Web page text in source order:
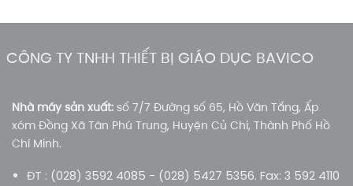
CÔNG TY TNHH THIẾT BỊ GIÁO DỤC BAVICO
Nhà máy sản xuất: số 7/7 Đường số 65, Hồ Văn Tắng, Ấp
xóm Đồng Xã Tân Phú Trung, Huyện Củ Chi, Thành Phố Hồ
Chí Minh.
ĐT : (028) 3592 4085 - (028) 5427 5356. Fax: 3 592 4110